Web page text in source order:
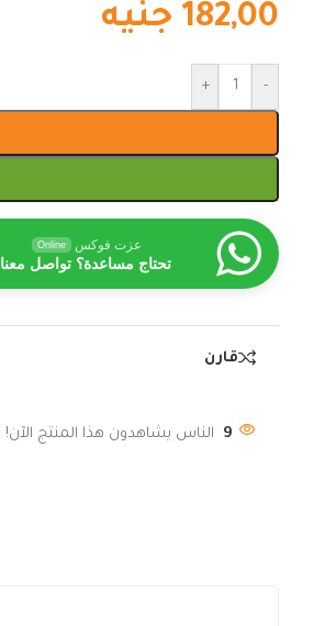
182,00 جنيه
-
+
عزت فوكس Online
تحتاج مساعدة؟ تواصل معنا
قارن
9 الناس يشاهدون هذا المنتج الآن!